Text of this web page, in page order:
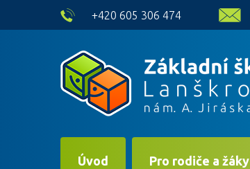
skip to main content
+420 605 306 474
Úvod Pro rodiče a žáky